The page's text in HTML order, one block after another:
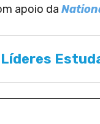
apoio da